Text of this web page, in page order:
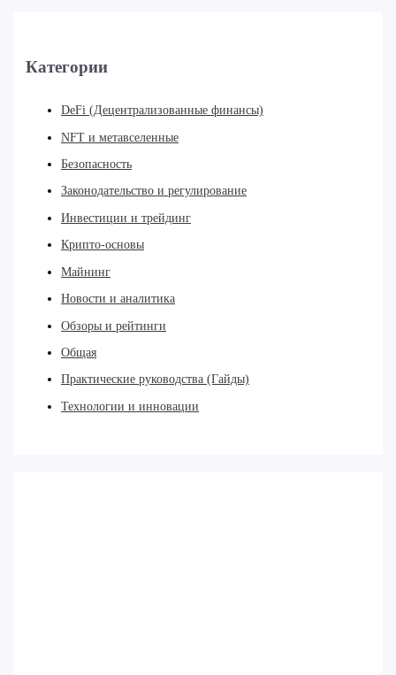
Категории
DeFi (Децентрализованные финансы)
NFT и метавселенные
Безопасность
Законодательство и регулирование
Инвестиции и трейдинг
Крипто-основы
Майнинг
Новости и аналитика
Обзоры и рейтинги
Общая
Практические руководства (Гайды)
Технологии и инновации